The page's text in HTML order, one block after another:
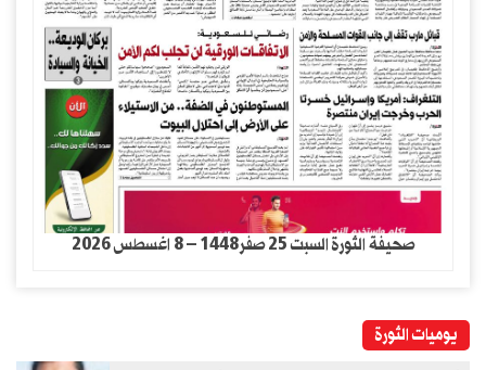
صحيفة الثورة السبت 25 صفر1448 – 8 اغسطس 2026
يوميات الثورة